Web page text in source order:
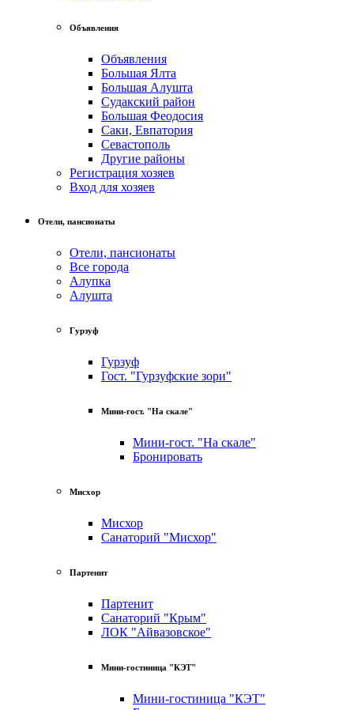
Объявления
Объявления
Большая Ялта
Большая Алушта
Судакский район
Большая Феодосия
Саки, Евпатория
Севастополь
Другие районы
Регистрация хозяев
Вход для хозяев
Отели, пансионаты
Отели, пансионаты
Все города
Алупка
Алушта
Гурзуф
Гурзуф
Гост. "Гурзуфские зори"
Мини-гост. "На скале"
Мини-гост. "На скале"
Бронировать
Мисхор
Мисхор
Санаторий "Мисхор"
Партенит
Партенит
Санаторий "Крым"
ЛОК "Айвазовское"
Мини-гостиница "КЭТ"
Мини-гостиница "КЭТ"